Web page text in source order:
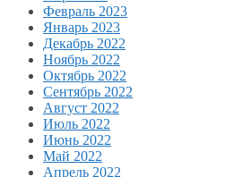
Февраль 2023
Январь 2023
Декабрь 2022
Ноябрь 2022
Октябрь 2022
Сентябрь 2022
Август 2022
Июль 2022
Июнь 2022
Май 2022
Апрель 2022